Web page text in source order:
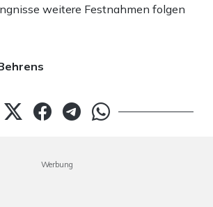
weitere Festnahmen folgen
Werbung